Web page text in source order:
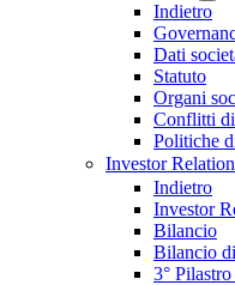
Indietro
Dati
Statuto
Organi
Conflitti di
Politiche
Investor
Indietro
Investor
Bilancio
Bilancio
3°